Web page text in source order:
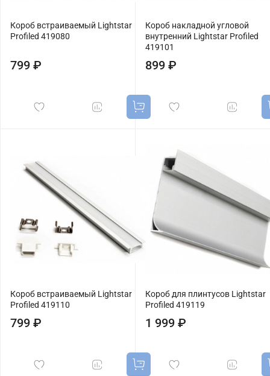
Короб встраиваемый Lightstar
Profiled 419080
799 ₽
Короб накладной угловой
внутренний Lightstar Profiled
419101
899 ₽
Короб встраиваемый Lightstar
Profiled 419110
799 ₽
Короб для плинтусов Lightstar
Profiled 419119
1 999 ₽